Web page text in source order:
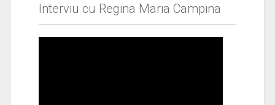
Interviu cu Regina Maria Campina